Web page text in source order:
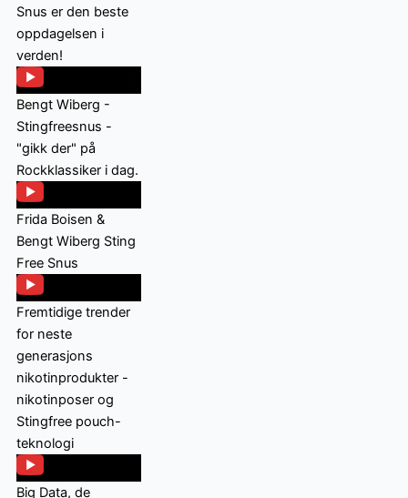
Snus er den beste
oppdagelsen i
verden!
Bengt Wiberg -
Stingfreesnus -
"gikk der" på
Rockklassiker i dag.
Frida Boisen &
Bengt Wiberg Sting
Free Snus
Fremtidige trender
for neste
generasjons
nikotinprodukter -
nikotinposer og
Stingfree pouch-
teknologi
Big Data, de